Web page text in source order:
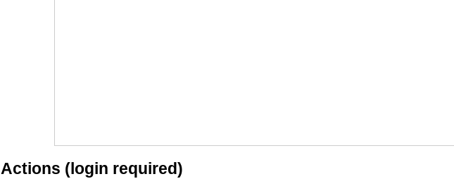
Actions (login required)